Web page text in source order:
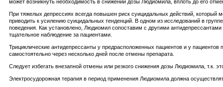
может возникнуть необходимость в снижении дозы Людиомила, вплоть до его
При тяжелых депрессиях всегда повышен риск суицидальных действий, который
приводить к усилению суицидальных тенденций. В одном из исследований в
поведения. Как установлено, Людиомил сопоставим с другими
тщательное наблюдение за пациентами.
Трициклические антидепрессанты у предрасположенных пациентов и у
самостоятельно через несколько дней после отмены препарата.
Следует избегать внезапной отмены или резкого снижения дозы Людиомила, т.к.
Электросудорожная терапия в период применения Людиомила должна